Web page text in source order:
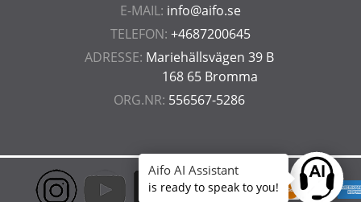
E-MAIL: info@aifo.se
TELEFON: +4687200645
ADRESSE: Mariehällsvägen 39 B
168 65 Bromma
ORG.NR: 556567-5286
Ask
Aifo AI Assistant
is ready to speak to you!